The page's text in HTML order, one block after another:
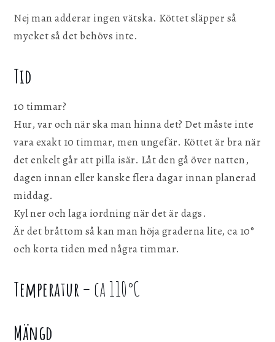
Nej man adderar ingen vätska. Köttet släpper så
mycket så det behövs inte.
Tid
10 timmar?
Hur, var och när ska man hinna det? Det måste inte
vara exakt 10 timmar, men ungefär. Köttet är bra när
det enkelt går att pilla isär. Låt den gå över natten,
dagen innan eller kanske flera dagar innan planerad
middag.
Kyl ner och laga iordning när det är dags.
Är det bråttom så kan man höja graderna lite, ca 10°
och korta tiden med några timmar.
Temperatur– ca 110°C
Mängd